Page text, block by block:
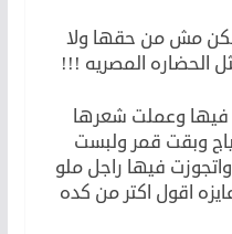
لكن مش من حقها ولا
الحضاره المصريه !!!
فيها وعملت شعرها
وبقت قمر ولبست
فيها راجل ملو
اقول اكتر من كده